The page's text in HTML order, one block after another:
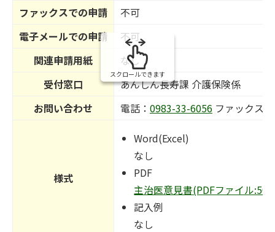
ファックスでの申請
不可
電子メールでの申請
不可
関連申請用紙
なし
受付窓口
あんしん長寿課 介護保険係
お問い合わせ
電話： 0983-33-6056 ファックス
様式
Word(Excel)
なし
PDF
主治医意見書(PDFファイル
記入例
なし
スクロールできます